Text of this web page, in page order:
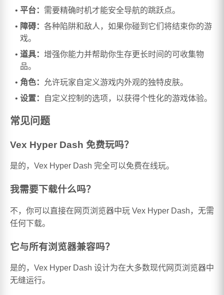
平台： 需要精确时机才能安全导航的跳跃点。
障碍： 各种陷阱和敌人，如果你碰到它们将结束你的游
戏。
道具： 增强你能力并帮助你生存更长时间的可收集物
品。
角色：
允许玩家自定义游戏内外观的独特皮肤。
设置：
自定义控制的选项，以获得个性化的游戏体验。
常见问题
Vex Hyper Dash 免费玩吗？
是的，Vex Hyper Dash 完全可以免费在线玩。
我需要下载什么吗？
不，你可以直接在网页浏览器中玩 Vex Hyper Dash，无需
任何下载。
它与所有浏览器兼容吗？
是的，Vex Hyper Dash 设计为在大多数现代网页浏览器中
无缝运行。